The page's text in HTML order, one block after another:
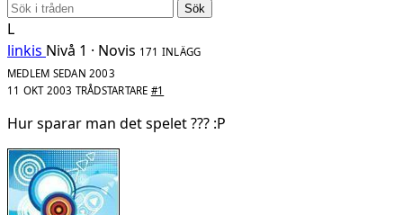
Sök
L
linkis Nivå 1 · Novis 171 INLÄGG
MEDLEM SEDAN 2003
11 OKT 2003 TRÅDSTARTARE #1
Hur sparar man det spelet ??? :P